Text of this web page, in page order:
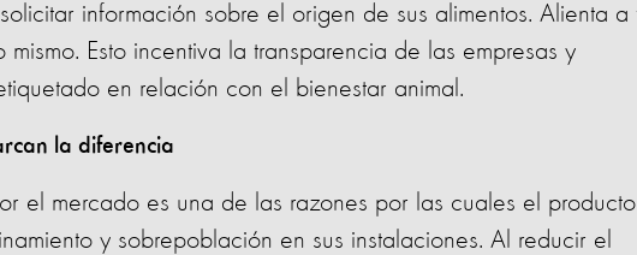
información sobre el origen de sus alimentos. Alienta a
Esto incentiva la transparencia de las empresas y
en relación con el bienestar animal.
la diferencia
el mercado es una de las razones por las cuales el
y sobrepoblación en sus instalaciones. Al reducir el